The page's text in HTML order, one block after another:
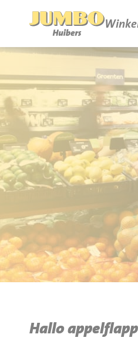
P.W.A. Park
Bruïneplein
Petenbos
Nieuws
Acties
Werken bij Jumbo
Vacatures en
Werken en leren
Jumbo.com
BBQ gigant webshop
Hallo